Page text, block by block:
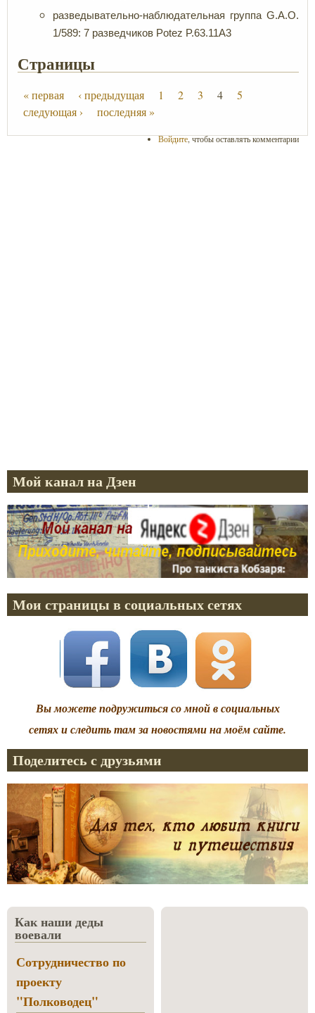
разведывательно-наблюдательная группа G.A.O.
1/589: 7 разведчиков Potez P.63.11A3
Страницы
« первая ‹ предыдущая 1 2 3 4
5
следующая ›
последняя »
Войдите, чтобы оставлять комментарии
Мой канал на Дзен
Мои страницы в социальных сетях
Вы можете подружиться со мной в социальных
сетях и следить там за новостями на моём сайте.
Поделитесь с друзьями
Как наши деды
воевали
Сотрудничество по
проекту
"Полководец"